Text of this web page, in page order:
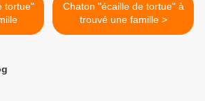
Chaton "écaille de tortue" à
trouvé une famille >